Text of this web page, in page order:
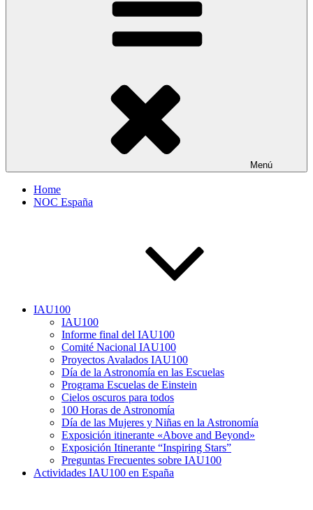
Menú
Home
NOC España
IAU100
IAU100
Informe final del IAU100
Comité Nacional IAU100
Proyectos Avalados IAU100
Día de la Astronomía en las Escuelas
Programa Escuelas de Einstein
Cielos oscuros para todos
100 Horas de Astronomía
Día de las Mujeres y Niñas en la Astronomía
Exposición itinerante «Above and Beyond»
Exposición Itinerante “Inspiring Stars”
Preguntas Frecuentes sobre IAU100
Actividades IAU100 en España